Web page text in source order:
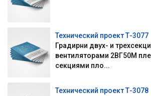
Технический проект Т-3077
Градирни двух- и
вентиляторами 2ВГ50М
секциями пло...
Технический проект Т-3078